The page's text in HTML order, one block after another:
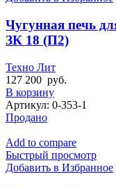
Чугунная печь
ЗК 18 (П2)
Техно Лит
127 200 руб.
В корзину
Артикул: 0-353-1
Продано
Add to compare
Быстрый просмотр
Добавить в Избранное